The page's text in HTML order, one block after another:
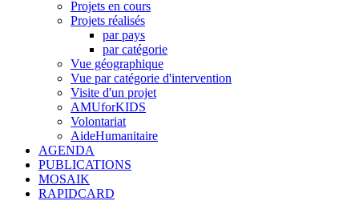
Projets en cours
Projets réalisés
par pays
par catégorie
Vue géographique
Vue par catégorie d'intervention
Visite d'un projet
AMUforKIDS
Volontariat
AideHumanitaire
AGENDA
PUBLICATIONS
MOSAIK
RAPIDCARD